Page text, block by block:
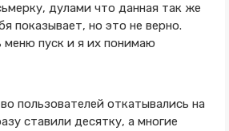
дулами что данная так же
показывает, но это не верно.
меню пуск и я их понимаю
пользователей откатывались на
ставили десятку, а многие